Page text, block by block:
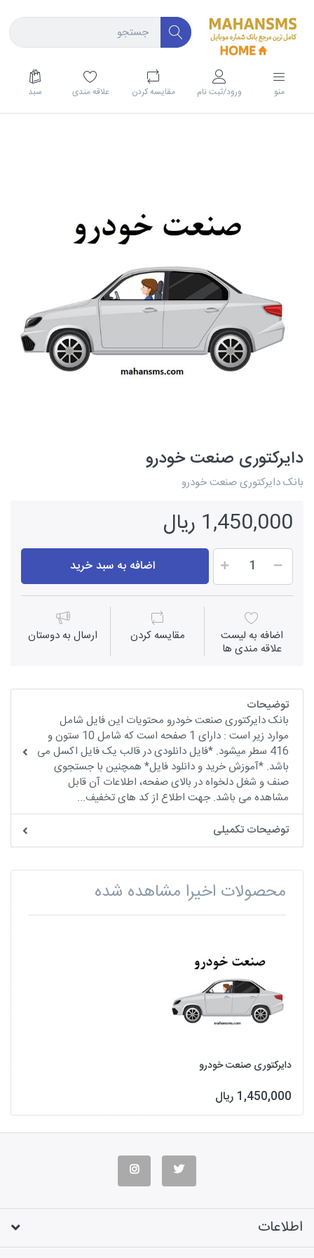
منو ورود/ثبت نام مقايسه كردن علاقه مندی سبد
دایرکتوری صنعت خودرو
بانک دایرکتوری صنعت خودرو
1,450,000 ریال
اضافه به سبد خرید
اضافه به لیست
علاقه مندی ها
مقايسه كردن ارسال به دوستان
توضیحات
بانک دایرکتوری صنعت خودرو محتویات این فایل شامل
موارد زیر است : دارای 1 صفحه است که شامل 10 ستون و
416 سطر میشود. *فایل دانلودی در قالب یک فایل اکسل می
باشد. *آموزش خرید و دانلود فایل* همچنین با جستجوی
صنف و شغل دلخواه در بالای صفحه، اطلاعات آن قابل
مشاهده می باشد. جهت اطلاع از کد های تخفیف...
توضیحات تکمیلی
محصولات اخیرا مشاهده شده
دایرکتوری صنعت خودرو
1,450,000 ریال
اطلاعات